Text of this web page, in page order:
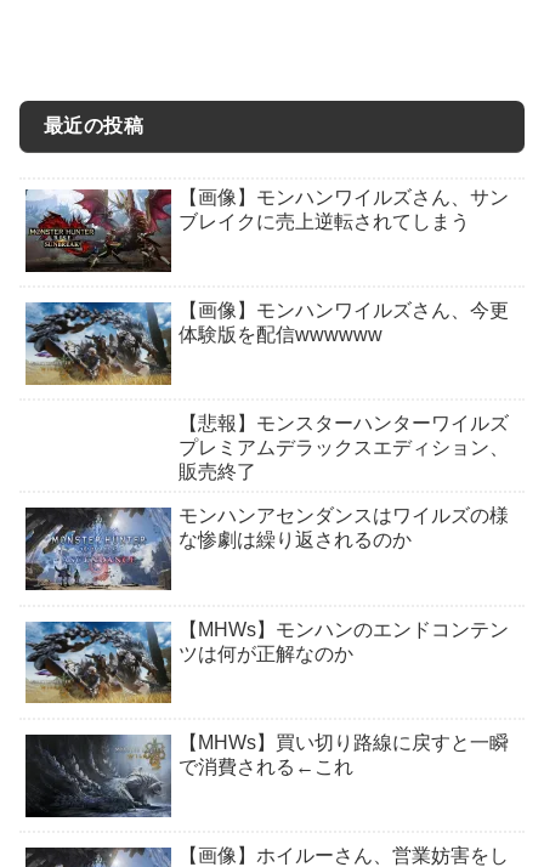
最近の投稿
【画像】モンハンワイルズさん、サン
ブレイクに売上逆転されてしまう
【画像】モンハンワイルズさん、今更
体験版を配信wwwwww
【悲報】モンスターハンターワイルズ
プレミアムデラックスエディション、
販売終了
モンハンアセンダンスはワイルズの様
な惨劇は繰り返されるのか
【MHWs】モンハンのエンドコンテン
ツは何が正解なのか
【MHWs】買い切り路線に戻すと一瞬
で消費される←これ
【画像】ホイルーさん、営業妨害をし